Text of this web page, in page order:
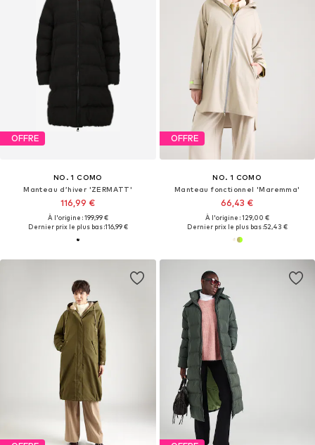
OFFRE
NO. 1 COMO
Manteau d’hiver 'ZERMATT'
116,99 €
À l'origine : 199,99 €
Dernier prix le plus bas :116,99 €
OFFRE
NO. 1 COMO
Manteau fonctionnel 'Maremma'
66,43 €
À l'origine : 129,00 €
Dernier prix le plus bas :52,43 €